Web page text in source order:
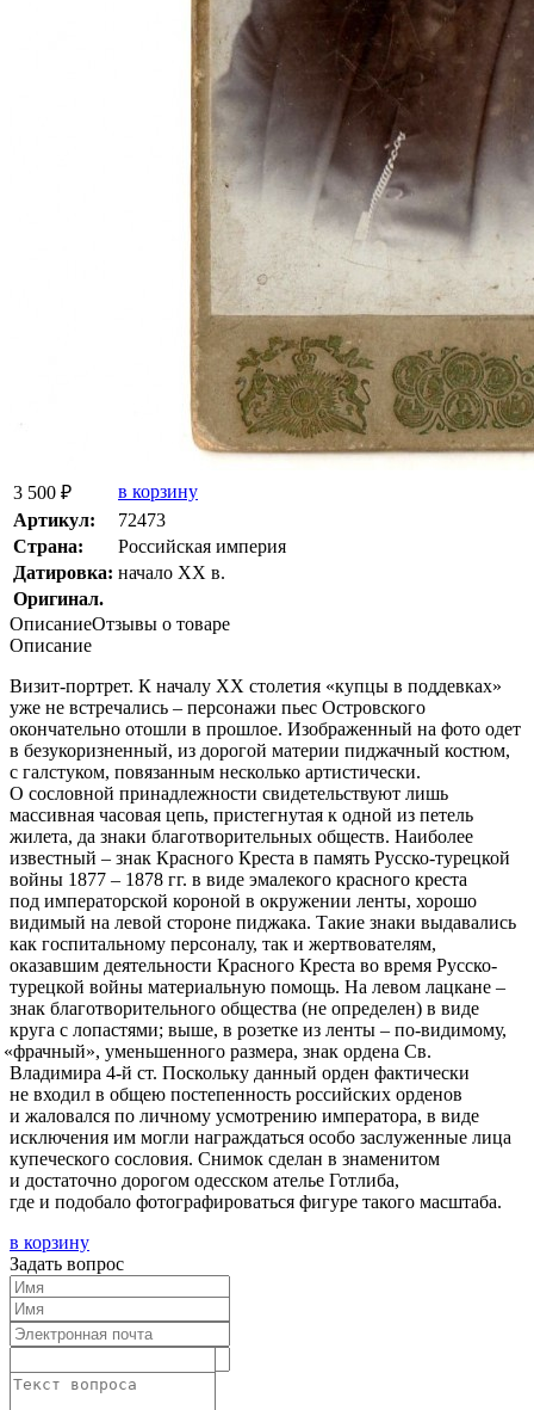
3 500 ₽
в корзину
Артикул:
72473
Страна:
Росcийская империя
Датировка: начало ХХ в.
Оригинал.
ОписаниеОтзывы о товаре
Описание
Визит-портрет. К началу ХХ столетия «купцы в поддевках»
уже не встречались – персонажи пьес Островского
окончательно отошли в прошлое. Изображенный на фото одет
в безукоризненный, из дорогой материи пиджачный костюм,
с галстуком, повязанным несколько артистически.
О сословной принадлежности свидетельствуют лишь
массивная часовая цепь, пристегнутая к одной из петель
жилета, да знаки благотворительных обществ. Наиболее
известный – знак Красного Креста в память Русско-турецкой
войны 1877 – 1878 гг. в виде эмалекого красного креста
под императорской короной в окружении ленты, хорошо
видимый на левой стороне пиджака. Такие знаки выдавались
как госпитальному персоналу, так и жертвователям,
оказавшим деятельности Красного Креста во время Русско-
турецкой войны материальную помощь. На левом лацкане –
знак благотворительного общества (не определен) в виде
круга с лопастями; выше, в розетке из ленты – по-видимому,
«фрачный», уменьшенного размера, знак ордена Св.
Владимира 4-й ст. Поскольку данный орден фактически
не входил в общею постепенность российских орденов
и жаловался по личному усмотрению императора, в виде
исключения им могли награждаться особо заслуженные лица
купеческого сословия. Снимок сделан в знаменитом
и достаточно дорогом одесском ателье Готлиба,
где и подобало фотографироваться фигуре такого масштаба.
в корзину
Текст отзыва:
Задать вопрос